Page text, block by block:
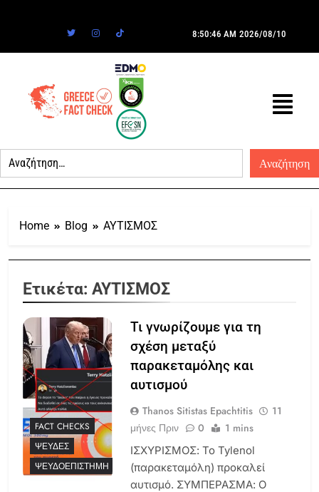
8:50:46 AM 2026/08/10
Home Blog ΑΥΤΙΣΜΟΣ
Ετικέτα: ΑΥΤΙΣΜΟΣ
FACT CHECKS
ΨΕΥΔΈΣ
ΨΕΥΔΟΕΠΙΣΤΉΜΗ
Τι γνωρίζουμε για τη
σχέση μεταξύ
παρακεταμόλης και
αυτισμού
Thanos Sitistas Epachtitis
11
μήνες Πριν
0 1 mins
ΙΣΧΥΡΙΣΜΟΣ: Το Tylenol
(παρακεταμόλη) προκαλεί
αυτισμό. ΣΥΜΠΕΡΑΣΜΑ: Ο